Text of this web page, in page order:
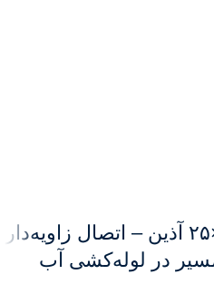
زانو چپقی ۹۰ درجه ۲۰×۲۵ آذین – اتصال زاویه‌دار
در لوله‌کشی آب